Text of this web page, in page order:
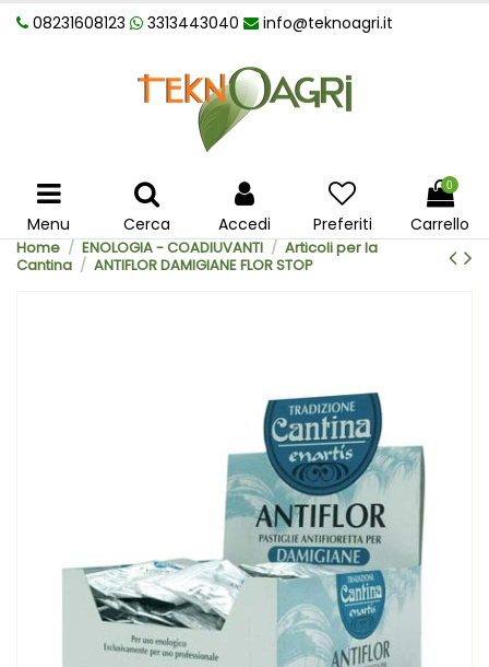
08231608123 3313443040 info@teknoagri.it
Menu Cerca Accedi Preferiti
0
Carrello
Home ENOLOGIA - COADIUVANTI
Articoli per la
Cantina
ANTIFLOR DAMIGIANE FLOR STOP